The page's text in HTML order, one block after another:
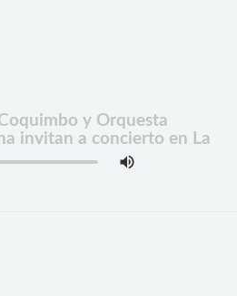
y Orquesta
invitan a concierto en La